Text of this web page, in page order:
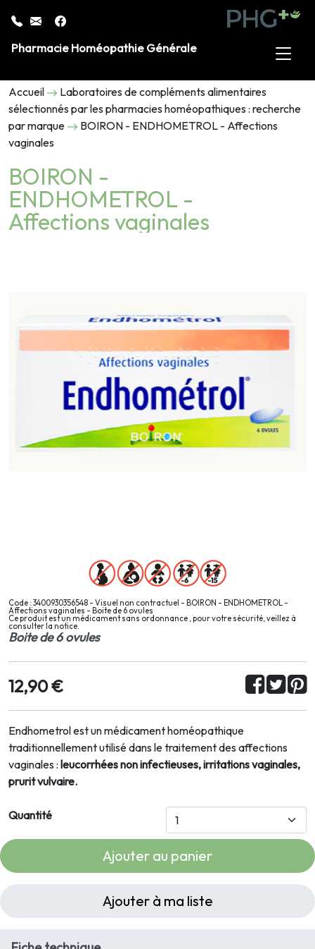
Pharmacie Homéopathie Générale
Accueil
Laboratoires de compléments alimentaires
sélectionnés par les pharmacies homéopathiques : recherche
par marque
BOIRON - ENDHOMETROL - Affections
vaginales
BOIRON -
ENDHOMETROL -
Affections vaginales
Code : 3400930356548 - Visuel non contractuel - BOIRON - ENDHOMETROL -
Affections vaginales - Boite de 6 ovules
Ce produit est un médicament sans ordonnance , pour votre sécurité, veillez à
consulter la notice.
Boite de 6 ovules
12,90 €
Endhometrol est un médicament homéopathique
traditionnellement utilisé dans le traitement des affections
vaginales : leucorrhées non infectieuses, irritations vaginales,
prurit vulvaire.
Quantité
Ajouter au panier
Ajouter à ma liste